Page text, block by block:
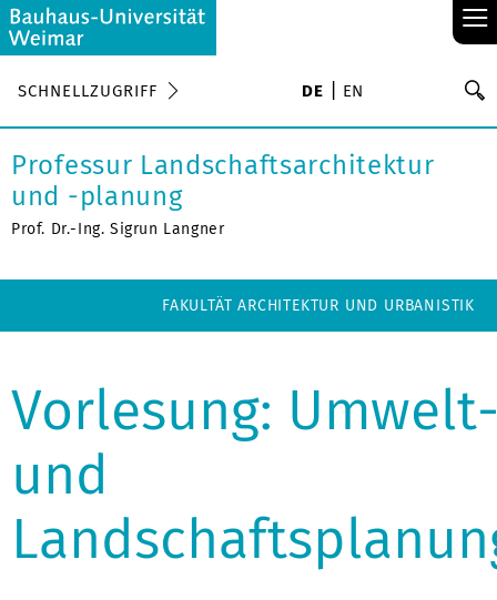
≡
SCHNELLZUGRIFF DE EN
Professur Landschaftsarchitektur
und -planung
Prof. Dr.-Ing. Sigrun Langner
FAKULTÄT ARCHITEKTUR UND URBANISTIK
Vorlesung:
und